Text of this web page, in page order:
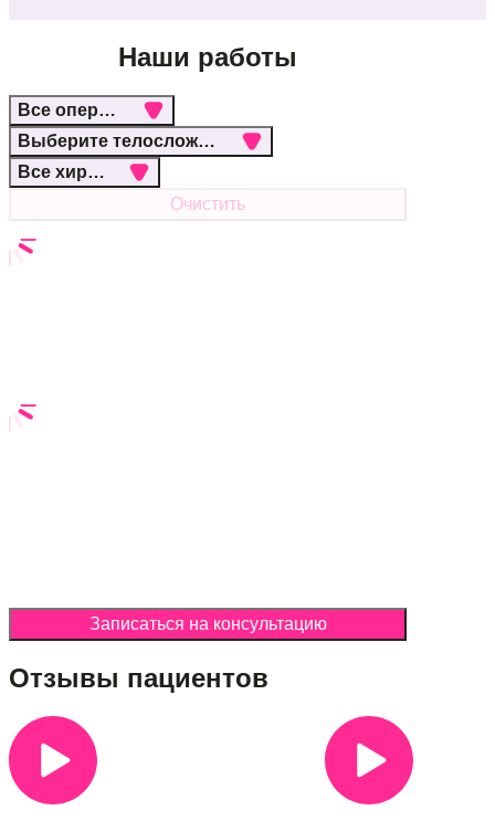
Наши работы
Все операции
Выберите телосложение
Все хирурги
Очистить
Записаться на консультацию
Отзывы пациентов